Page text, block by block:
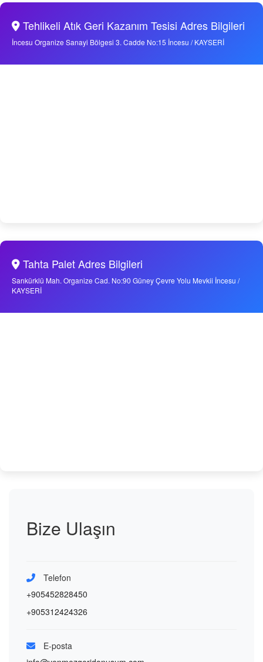
Tehlikeli Atık Geri Kazanım Tesisi Adres Bilgileri
İncesu Organize Sanayi Bölgesi 3. Cadde No:15 İncesu / KAYSERİ
Tahta Palet Adres Bilgileri
Sarıkürklü Mah. Organize Cad. No:90 Güney Çevre Yolu Mevkii İncesu /
KAYSERİ
Bize Ulaşın
Telefon
+905452828450
+905312424326
E-posta